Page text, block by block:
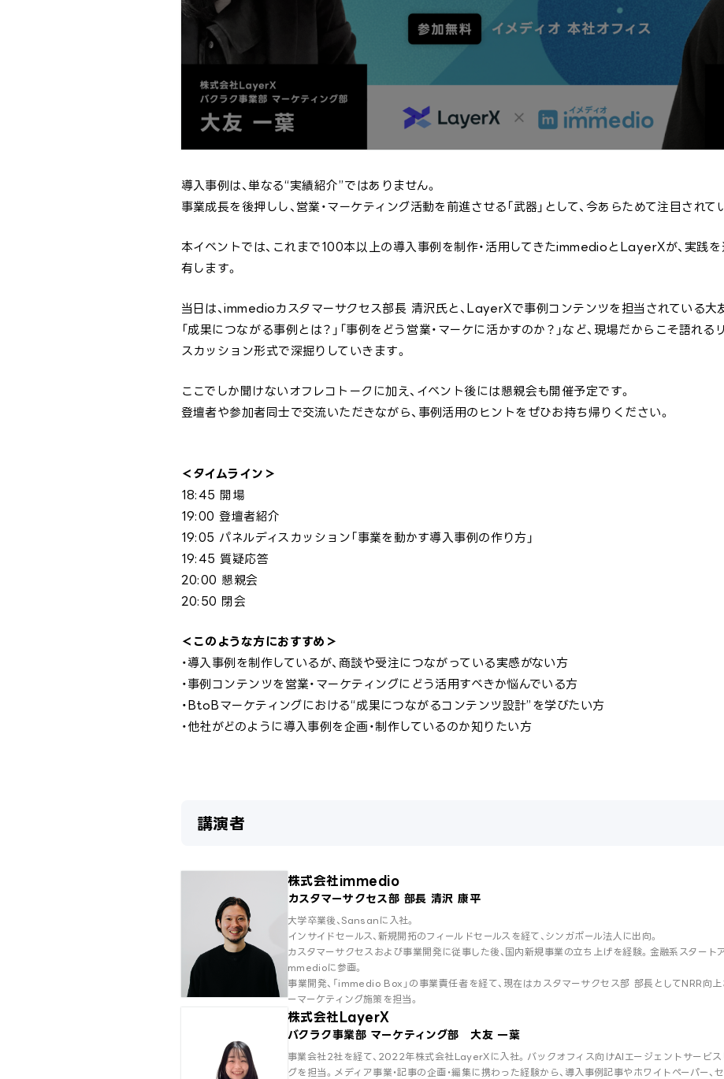
導入事例は、単なる“実績紹介”ではありません。
事業成長を後押しし、営業・マーケティング活動を前進させる「武器」として、今あらためて注目されて
本イベントでは、これまで100本以上の導入事例を制作・活用してきたimmedioとLayerXが、実践
有します。
当日は、immedioカスタマーサクセス部長 清沢氏と、LayerXで事例コンテンツを担当されている大
「成果につながる事例とは？」「事例をどう営業・マーケに活かすのか？」など、現場だからこそ語れる
スカッション形式で深掘りしていきます。
ここでしか聞けないオフレコトークに加え、イベント後には懇親会も開催予定です。
登壇者や参加者同士で交流いただきながら、事例活用のヒントをぜひお持ち帰りください。
＜タイムライン＞
18:45 開場
19:00 登壇者紹介
19:05 パネルディスカッション「事業を動かす導入事例の作り方」
19:45 質疑応答
20:00 懇親会
20:50 閉会
＜このような方におすすめ＞
・導入事例を制作しているが、商談や受注につながっている実感がない方
・事例コンテンツを営業・マーケティングにどう活用すべきか悩んでいる方
・BtoBマーケティングにおける“成果につながるコンテンツ設計”を学びたい方
・他社がどのように導入事例を企画・制作しているのか知りたい方
講演者
株式会社immedio
カスタマーサクセス部 部長 清沢 康平
大学卒業後、Sansanに入社。
インサイドセールス、新規開拓のフィールドセールスを経て、シンガポール法人に出向。
カスタマーサクセスおよび事業開発に従事した後、国内新規事業の立ち上げを経験。金融系スター
mmedioに参画。
事業開発、「immedio Box」の事業責任者を経て、現在はカスタマーサクセス部 部長としてNRR向
ーマーケティング施策を担当。
株式会社LayerX
バクラク事業部 マーケティング部 大友 一葉
事業会社2社を経て、2022年株式会社LayerXに入社。バックオフィス向けAIエージェントサービス
グを担当。メディア事業・記事の企画・編集に携わった経験から、導入事例記事やホワイトペーパー、